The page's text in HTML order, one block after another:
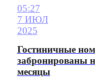
05:27
7 ИЮЛ
2025
Гостиничные
забронированы
месяцы